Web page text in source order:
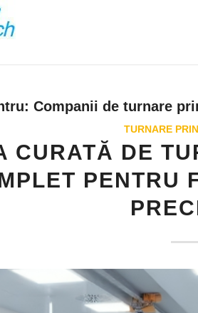
Companii de turnare
TURNARE
CURATĂ DE
PENTRU